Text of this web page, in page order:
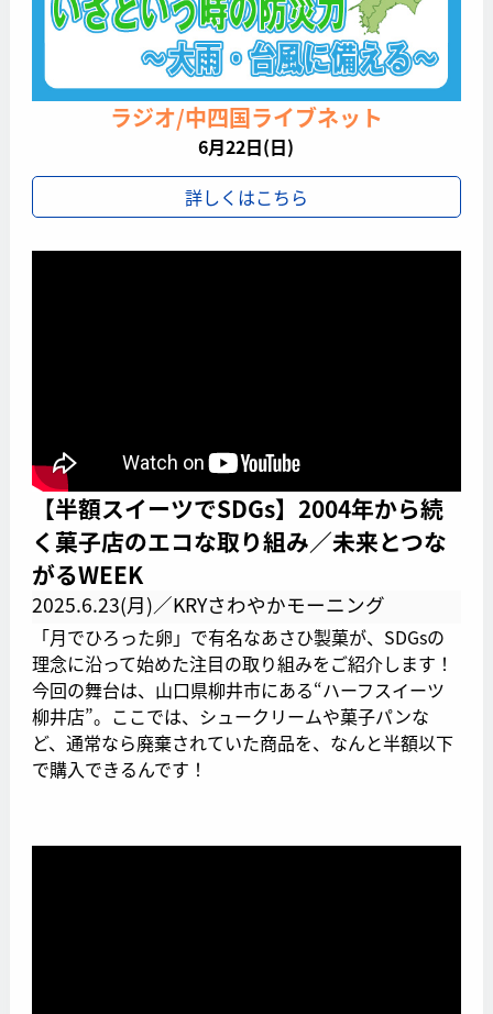
ラジオ/中四国ライブネット
6月22日(日)
詳しくはこちら
【半額スイーツでSDGs】2004年から続
く菓子店のエコな取り組み／未来とつな
がるWEEK
2025.6.23(月)／KRYさわやかモーニング
「月でひろった卵」で有名なあさひ製菓が、SDGsの
理念に沿って始めた注目の取り組みをご紹介します！
今回の舞台は、山口県柳井市にある“ハーフスイーツ
柳井店”。ここでは、シュークリームや菓子パンな
ど、通常なら廃棄されていた商品を、なんと半額以下
で購入できるんです！